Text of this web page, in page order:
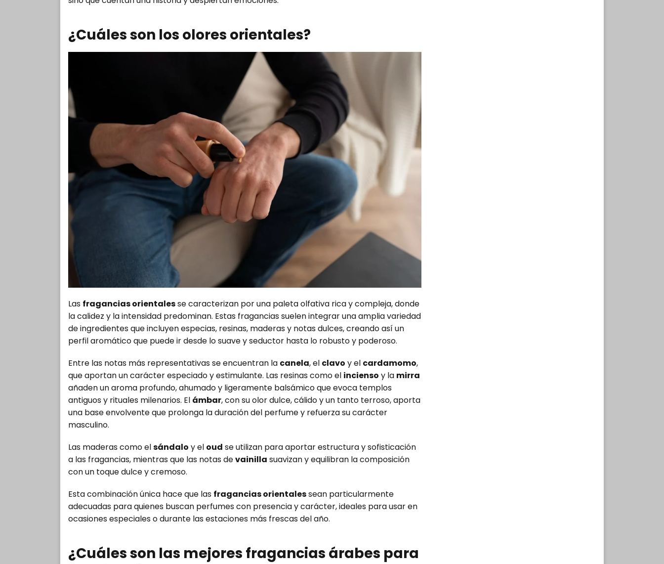
¿Cuáles son los olores orientales?
Las fragancias orientalesse caracterizan por una paleta olfativa rica y compleja, donde
la calidez y la intensidad predominan. Estas fragancias suelen integrar una amplia variedad
de ingredientes que incluyen especias, resinas, maderas y notas dulces, creando así un
perfil aromático que puede ir desde lo suave y seductor hasta lo robusto y poderoso.
Entre las notas más representativas se encuentran la canela, el clavo y el cardamomo,
que aportan un carácter especiado y estimulante. Las resinas como el incienso y la mirra
añaden un aroma profundo, ahumado y ligeramente balsámico que evoca templos
antiguos y rituales milenarios. El ámbar, con su olor dulce, cálido y un tanto terroso, aporta
una base envolvente que prolonga la duración del perfume y refuerza su carácter
masculino.
Las maderas como elsándalo y el oud se utilizan para aportar estructura y sofisticación
a las fragancias, mientras que las notas devainilla suavizan y equilibran la composición
con un toque dulce y cremoso.
Esta combinación única hace que las fragancias orientalessean particularmente
adecuadas para quienes buscan perfumes con presencia y carácter, ideales para usar en
ocasiones especiales o durante las estaciones más frescas del año.
¿Cuáles son las mejores fragancias árabes para